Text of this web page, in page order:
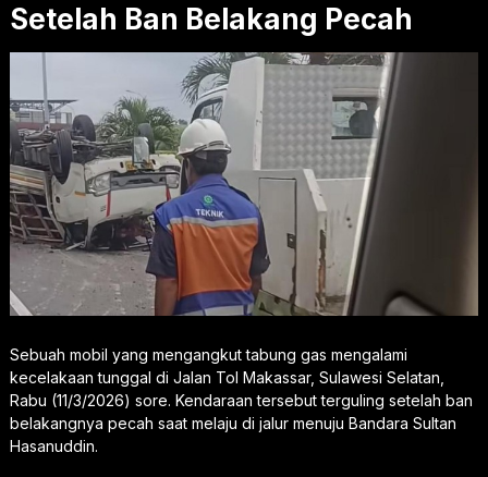
Setelah Ban Belakang Pecah
Sebuah mobil yang mengangkut tabung gas mengalami
kecelakaan tunggal di Jalan Tol Makassar, Sulawesi Selatan,
Rabu (11/3/2026) sore. Kendaraan tersebut terguling setelah ban
belakangnya pecah saat melaju di jalur menuju Bandara Sultan
Hasanuddin.